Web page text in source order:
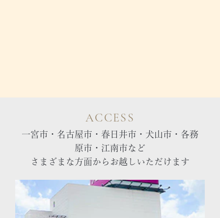
ACCESS
一宮市・名古屋市・春日井市・犬山市・各務
原市・江南市など
さまざまな方面からお越しいただけます